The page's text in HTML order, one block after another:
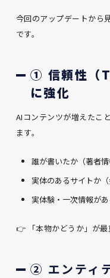
今回のアップデートから
です。
① 信頼性（
に強化
AIコンテンツが増えたこ
ます。
誰が書いたか（著者情
実体のあるサイトか（
実体験・一次情報が
👉 「本物かどうか」が
② エンティ